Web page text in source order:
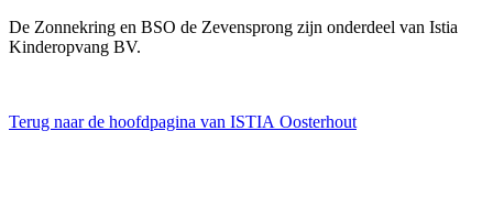
De Zonnekring en BSO de Zevensprong zijn onderdeel van Istia
Kinderopvang BV.
Terug naar de hoofdpagina van ISTIA Oosterhout